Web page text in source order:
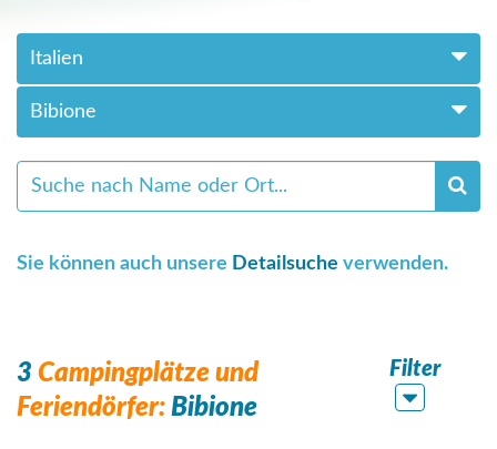
Italien
Bibione
Sie können auch unsere Detailsuche verwenden.
3 Campingplätze und
Feriendörfer: Bibione
Filter